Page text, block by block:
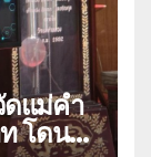
ดแม่คำ
โดน